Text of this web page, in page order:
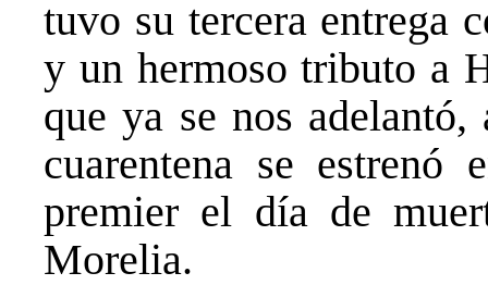
tuvo su tercera entrega
y un hermoso tributo a
que ya se nos
cuarentena se
premier el día de
Morelia.